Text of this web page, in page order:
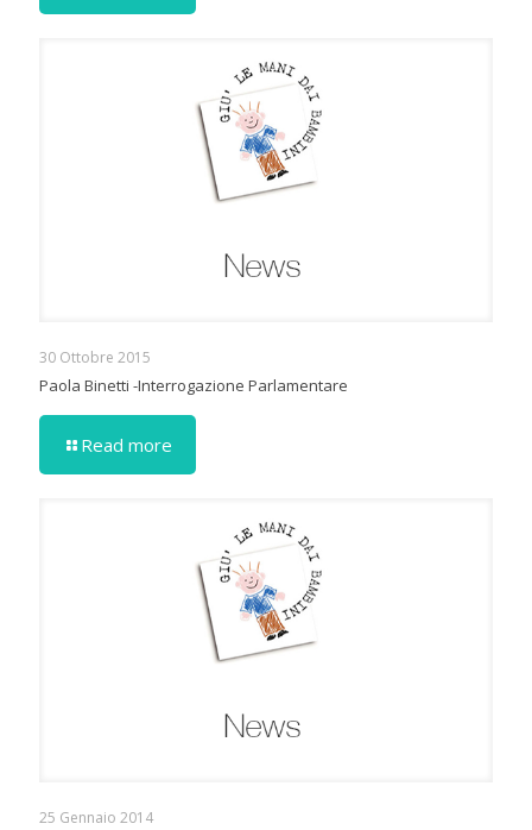
30 Ottobre 2015
Paola Binetti -Interrogazione Parlamentare
Read more
25 Gennaio 2014